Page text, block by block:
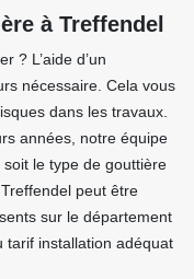
à Treffendel
? L’aide d’un
nécessaire. Cela vous
dans les travaux.
années, notre équipe
le type de gouttière
peut être
sur le département
tarif installation adéquat